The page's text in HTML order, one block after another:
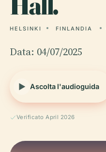
HELSINKI FINLANDIA
Data: 04/07/2025
Ascolta l'audioguida
Verificato April 2026